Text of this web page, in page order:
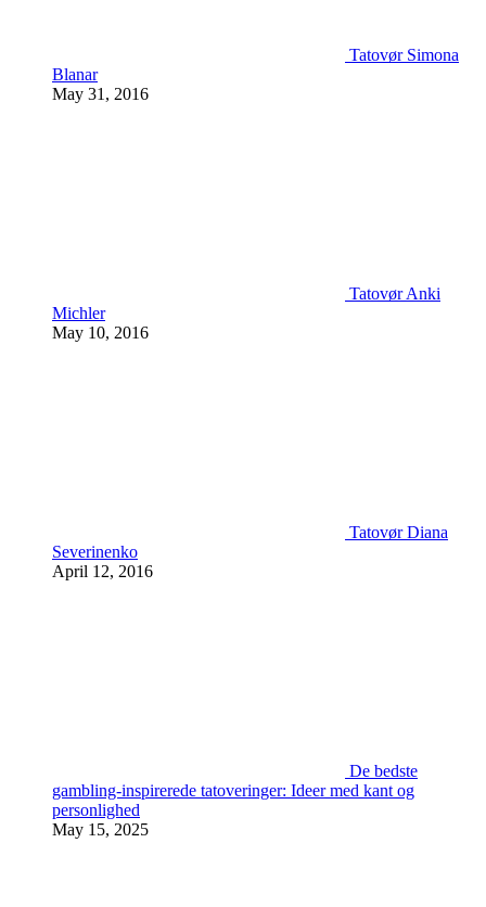
Tatovør Simona
Blanar
May 31, 2016
Tatovør Anki
Michler
May 10, 2016
Tatovør Diana
Severinenko
April 12, 2016
De bedste
gambling-inspirerede tatoveringer: Ideer med kant og
personlighed
May 15, 2025